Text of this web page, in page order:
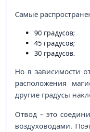
Самые
90 градусов;
45 градусов;
30 градусов.
Но в зависимости
расположения
другие градусы
Отвод – это
воздуховодами.